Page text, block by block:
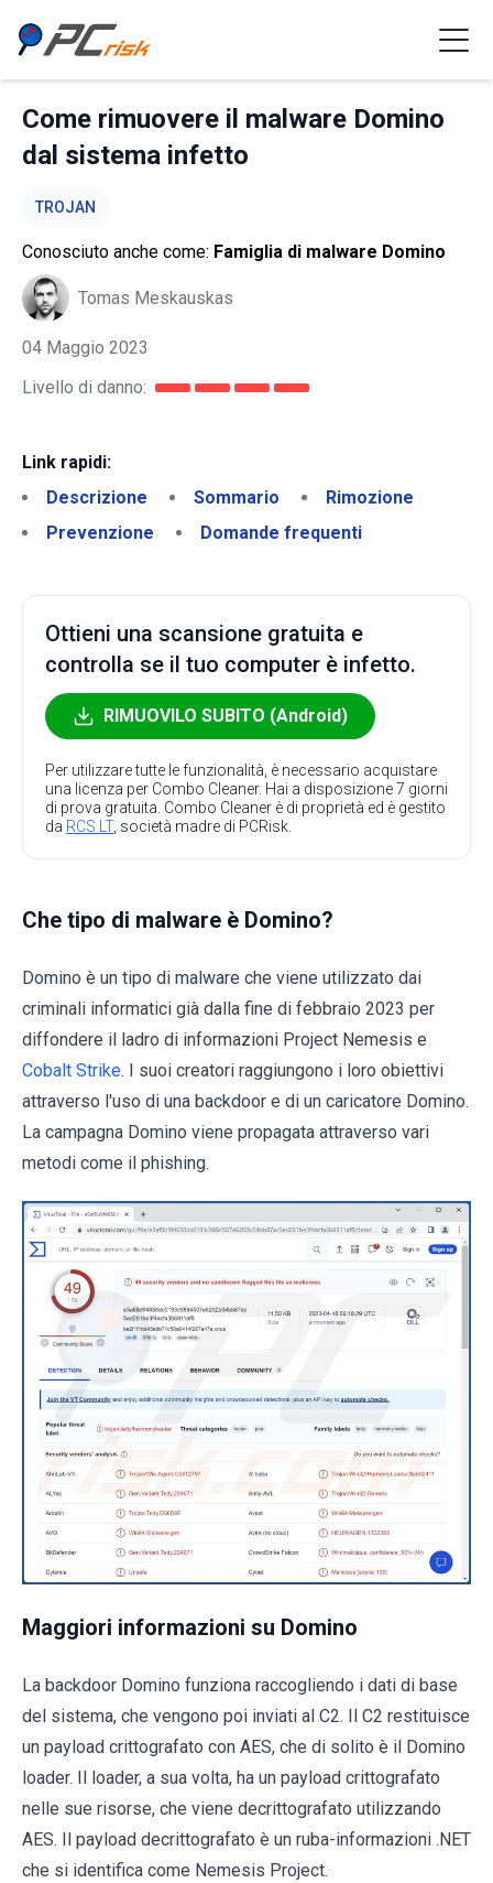
Come rimuovere il malware Domino
dal sistema infetto
TROJAN
Conosciuto anche come: Famiglia di malware Domino
Tomas Meskauskas
04 Maggio 2023
Livello di danno:
Link rapidi:
Descrizione
Sommario
Rimozione
Prevenzione
Domande frequenti
Ottieni una scansione gratuita e
controlla se il tuo computer è infetto.
RIMUOVILO SUBITO (Android)
Per utilizzare tutte le funzionalità, è necessario acquistare
una licenza per Combo Cleaner. Hai a disposizione 7 giorni
di prova gratuita. Combo Cleaner è di proprietà ed è gestito
da RCS LT, società madre di PCRisk.
Che tipo di malware è Domino?
Domino è un tipo di malware che viene utilizzato dai
criminali informatici già dalla fine di febbraio 2023 per
diffondere il ladro di informazioni Project Nemesis e
Cobalt Strike. I suoi creatori raggiungono i loro obiettivi
attraverso l'uso di una backdoor e di un caricatore Domino.
La campagna Domino viene propagata attraverso vari
metodi come il phishing.
Maggiori informazioni su Domino
La backdoor Domino funziona raccogliendo i dati di base
del sistema, che vengono poi inviati al C2. Il C2 restituisce
un payload crittografato con AES, che di solito è il Domino
loader. Il loader, a sua volta, ha un payload crittografato
nelle sue risorse, che viene decrittografato utilizzando
AES. Il payload decrittografato è un ruba-informazioni .NET
che si identifica come Nemesis Project.